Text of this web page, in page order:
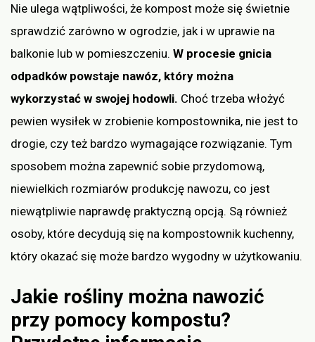
Nie ulega wątpliwości, że kompost może się świetnie
sprawdzić zarówno w ogrodzie, jak i w uprawie na
balkonie lub w pomieszczeniu. W procesie gnicia
odpadków powstaje nawóz, który można
wykorzystać w swojej hodowli. Choć trzeba włożyć
pewien wysiłek w zrobienie kompostownika, nie jest to
drogie, czy też bardzo wymagające rozwiązanie. Tym
sposobem można zapewnić sobie przydomową,
niewielkich rozmiarów produkcję nawozu, co jest
niewątpliwie naprawdę praktyczną opcją. Są również
osoby, które decydują się na kompostownik kuchenny,
który okazać się może bardzo wygodny w użytkowaniu.
Jakie rośliny można nawozić
przy pomocy kompostu?